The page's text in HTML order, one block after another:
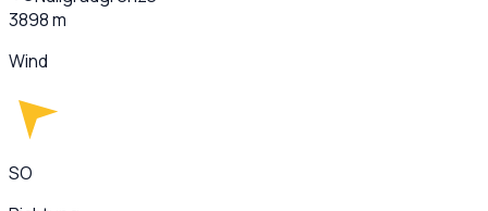
3898 m
Wind
SO